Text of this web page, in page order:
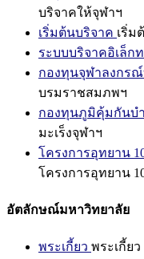
บริจาคให้จุฬาฯ
เริ่มต้นบริจาค เริ่ม
ระบบบริจาคอิเล็ก
กองทุนจุฬาลงกร
บรมราชสมภพฯ
กองทุนภูมิคุ้มกันบำ
มะเร็งจุฬาฯ
โครงการอุทยาน
โครงการอุทยาน
อัตลักษณ์มหาวิทยาลัย
พระเกี้ยว พระเกี้ยว